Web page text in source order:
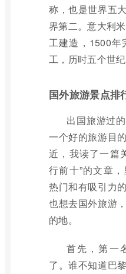
称，也是世界五
界第二。意大利
工建造，1500年
工，历时五个世纪
国外旅游景点排
出国旅游过
一个好的旅游目
近，我读了一篇
行前十”的文章
热门和有吸引力
也想去国外旅游
的地。
首先，第一
了。谁不知道巴